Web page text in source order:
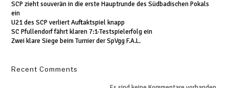
SCP zieht souverän in die erste Hauptrunde des Südbadischen Pokals
ein
U21 des SCP verliert Auftaktspiel knapp
SC Pfullendorf fährt klaren 7:1-Testspielerfolg ein
Zwei klare Siege beim Turnier der SpVgg F.A.L.
Recent Comments